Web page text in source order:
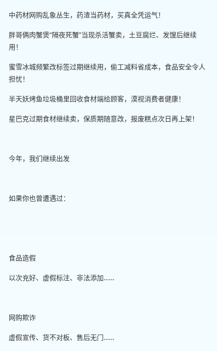
中药材网购乱象丛生，药渣当药材，买真全凭运气！
胖哥俩肉蟹煲“隔夜死蟹”当现杀活蟹卖，土豆腐烂、发馊后继续
用！
蜜雪冰城频繁改标签过期继续用，偷工减料省成本，食品安全令人
担忧！
半天妖烤鱼垃圾桶里回收食材端给顾客，漠视消费者健康！
星巴克过期食材继续卖，保质期随意改，报废糕点次日再上架！
今年，我们继续出发
如果你也曾遭遇过：
食品造假
以次充好、虚假标注、非法添加……
网购欺诈
虚假宣传、货不对板、售后无门……